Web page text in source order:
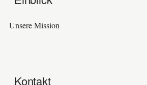
Unsere Mission
Kontakt